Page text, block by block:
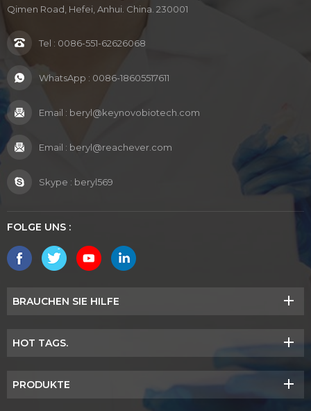
Qimen Road, Hefei, Anhui. China. 230001
Tel : 0086-551-62626068
WhatsApp : 0086-18605517611
Email : beryl@keynovobiotech.com
Email : beryl@reachever.com
Skype : beryl569
FOLGE UNS :
BRAUCHEN SIE HILFE
HOT TAGS.
PRODUKTE